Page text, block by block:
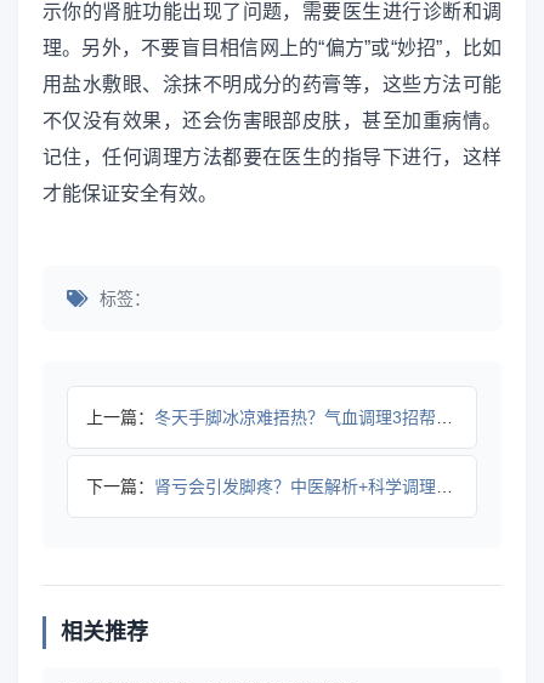
示你的肾脏功能出现了问题，需要医生进行诊断和调
理。另外，不要盲目相信网上的“偏方”或“妙招”，比如
用盐水敷眼、涂抹不明成分的药膏等，这些方法可能
不仅没有效果，还会伤害眼部皮肤，甚至加重病情。
记住，任何调理方法都要在医生的指导下进行，这样
才能保证安全有效。
标签：
上一篇： 冬天手脚冰凉难捂热？气血调理3招帮你暖起来
下一篇： 肾亏会引发脚疼？中医解析+科学调理建议
相关推荐